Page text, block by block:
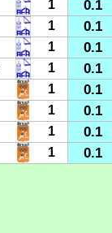
1 0.1
1 0.1
1 0.1
1 0.1
1 0.1
1 0.1
1 0.1
1 0.1